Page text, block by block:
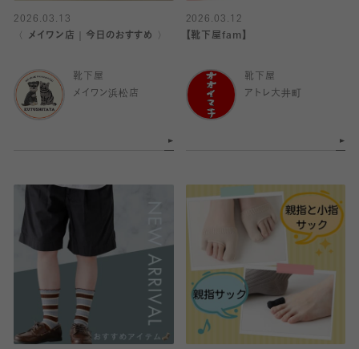
2026.03.13
〈 メイワン店｜今日のおすすめ 〉
靴下屋
メイワン浜松店
2026.03.12
【靴下屋fam】
靴下屋
アトレ大井町